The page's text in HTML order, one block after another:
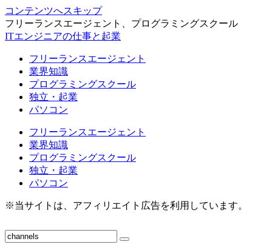
コンテンツへスキップ
フリーランスエージェント、プログラミングスクール
ITエンジニアの仕事と起業
フリーランスエージェント
業界知識
プログラミングスクール
独立・起業
パソコン
フリーランスエージェント
業界知識
プログラミングスクール
独立・起業
パソコン
※当サイトは、アフィリエイト広告を利用しています。